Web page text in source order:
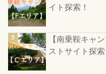
イト探索！
【南乗鞍キャ
ストサイト探索